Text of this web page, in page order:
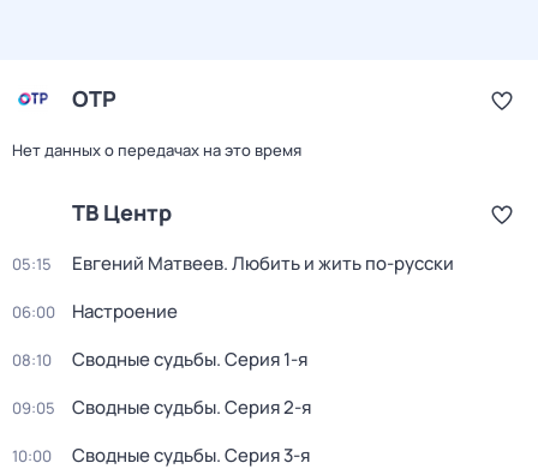
ОТР
Нет данных о передачах на это время
ТВ Центр
05:15 Евгений Матвеев. Любить и жить по-русски
06:00 Настроение
08:10 Сводные судьбы. Серия 1-я
09:05 Сводные судьбы. Серия 2-я
10:00 Сводные судьбы. Серия 3-я